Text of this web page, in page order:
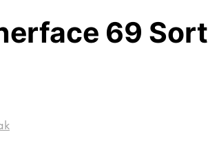
69 Sort